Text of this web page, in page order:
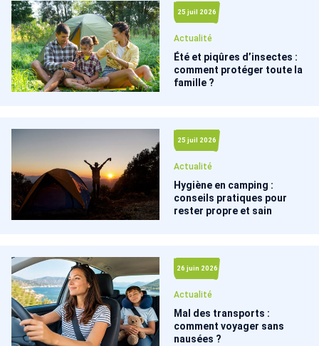
25 juil 2026
Actualité
Été et piqûres d’insectes :
comment protéger toute la
famille ?
25 juil 2026
Actualité
Hygiène en camping :
conseils pratiques pour
rester propre et sain
26 juin 2026
Actualité
Mal des transports :
comment voyager sans
nausées ?